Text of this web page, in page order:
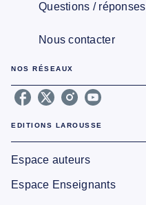
Questions / réponses
Nous contacter
NOS RÉSEAUX
EDITIONS LAROUSSE
Espace auteurs
Espace Enseignants